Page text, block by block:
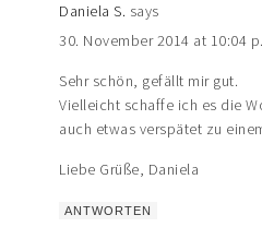
Daniela S. says
30. November 2014 at 10:04
Sehr schön, gefällt mir gut.
Vielleicht schaffe ich es die
auch etwas verspätet zu
Liebe Grüße, Daniela
ANTWORTEN